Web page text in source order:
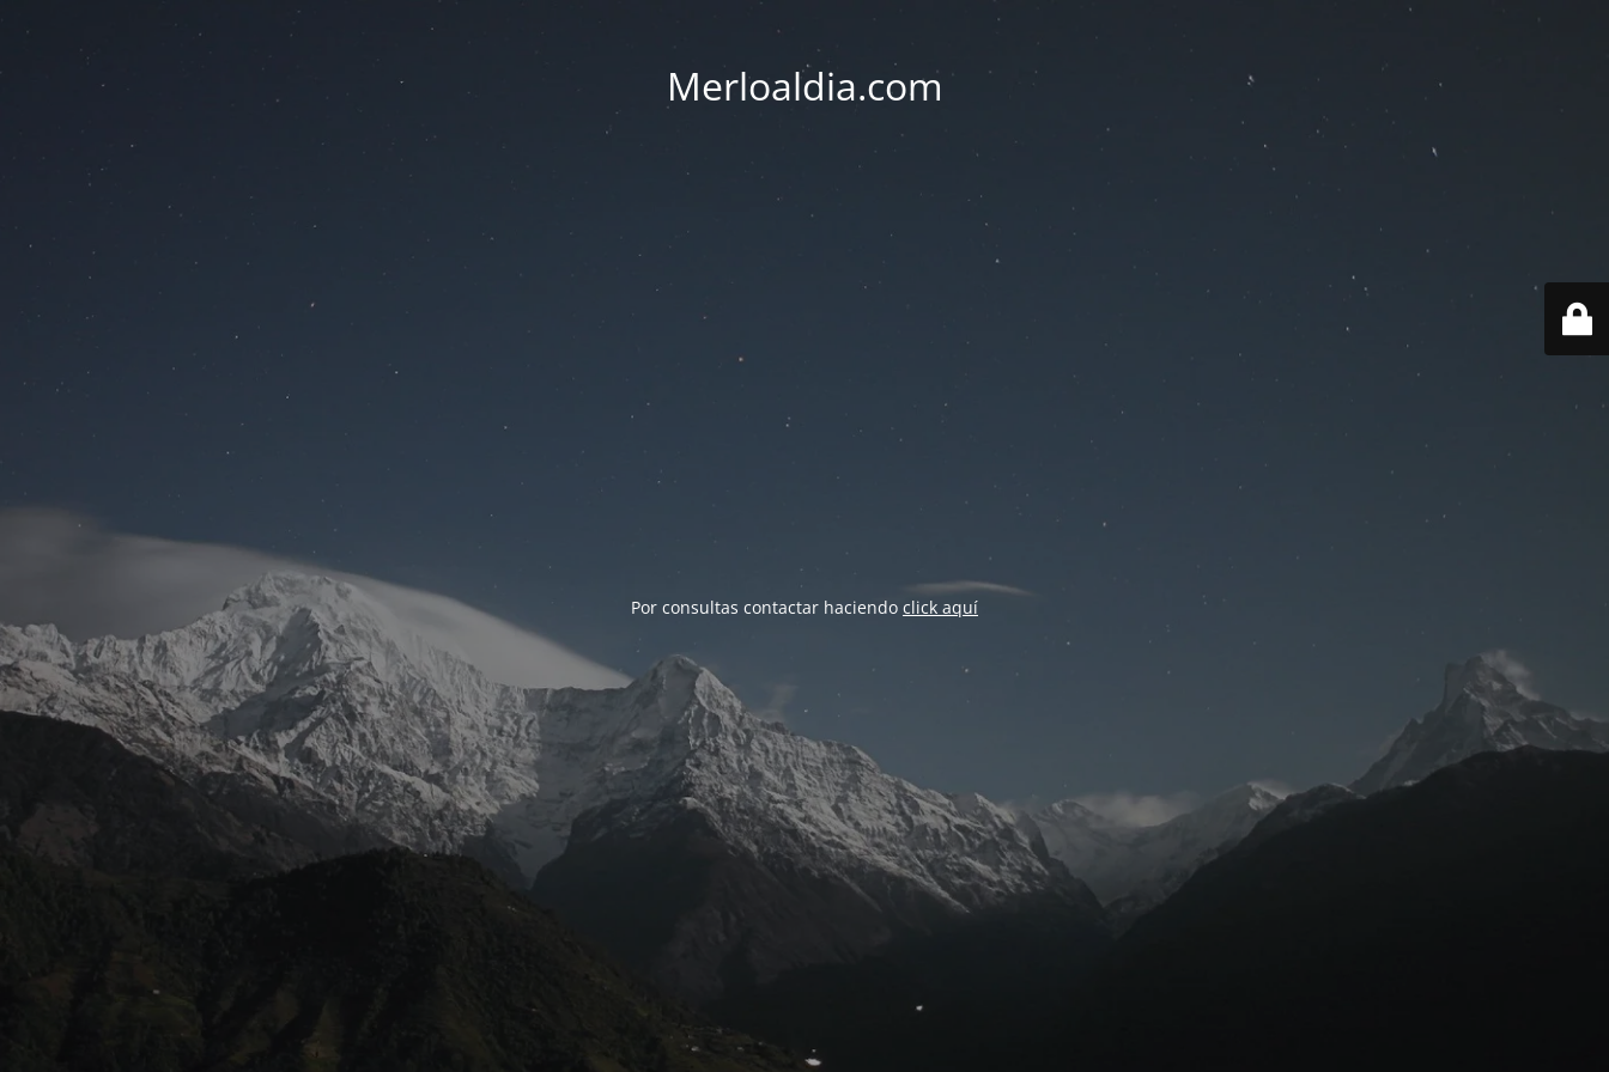
Merloaldia.com
Por consultas contactar haciendo click aquí